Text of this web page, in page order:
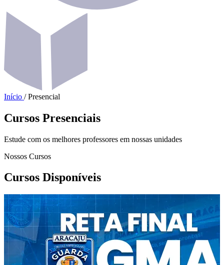
Início / Presencial
Cursos Presenciais
Estude com os melhores professores em nossas unidades
Nossos Cursos
Cursos Disponíveis